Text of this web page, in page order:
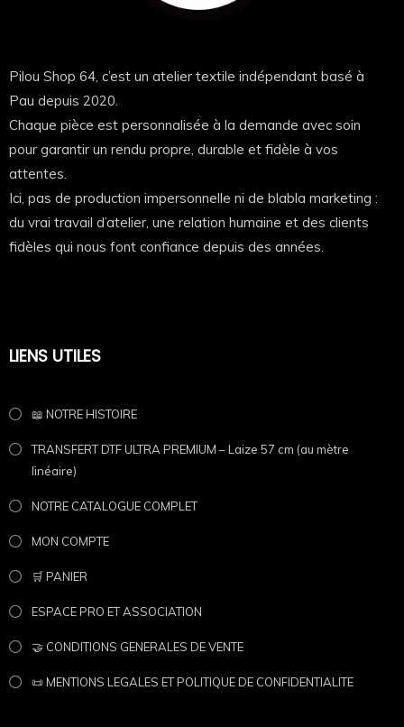
Pilou Shop 64, c’est un atelier textile indépendant basé à
Pau depuis 2020.
Chaque pièce est personnalisée à la demande avec soin
pour garantir un rendu propre, durable et fidèle à vos
attentes.
Ici, pas de production impersonnelle ni de blabla marketing :
du vrai travail d’atelier, une relation humaine et des clients
fidèles qui nous font confiance depuis des années.
LIENS UTILES
📖 NOTRE HISTOIRE
TRANSFERT DTF ULTRA PREMIUM – Laize 57 cm (au mètre
linéaire)
NOTRE CATALOGUE COMPLET
MON COMPTE
🛒 PANIER
ESPACE PRO ET ASSOCIATION
🤝 CONDITIONS GENERALES DE VENTE
📜 MENTIONS LEGALES ET POLITIQUE DE CONFIDENTIALITE